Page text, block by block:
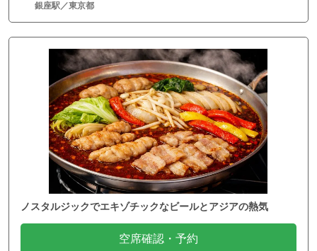
銀座駅／東京都
ノスタルジックでエキゾチックなビールとアジアの熱気
空席確認・予約